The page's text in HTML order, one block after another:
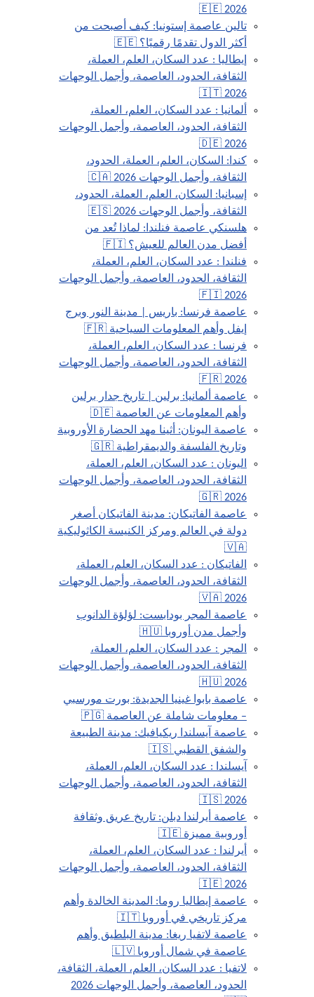
2026 🇪🇪
تالين عاصمة إستونيا: كيف أصبحت من
أكثر الدول تقدمًا رقميًا؟ 🇪🇪
إيطاليا : عدد السكان، العلم، العملة،
الثقافة، الحدود، العاصمة، وأجمل الوجهات
2026 🇮🇹
ألمانيا : عدد السكان، العلم، العملة،
الثقافة، الحدود، العاصمة، وأجمل الوجهات
2026 🇩🇪
كندا: السكان، العلم، العملة، الحدود،
الثقافة، وأجمل الوجهات 2026 🇨🇦
إسبانيا: السكان، العلم، العملة، الحدود،
الثقافة، وأجمل الوجهات 2026 🇪🇸
هلسنكي عاصمة فنلندا: لماذا تُعد من
أفضل مدن العالم للعيش؟ 🇫🇮
فنلندا : عدد السكان، العلم، العملة،
الثقافة، الحدود، العاصمة، وأجمل الوجهات
2026 🇫🇮
عاصمة فرنسا: باريس | مدينة النور وبرج
إيفل وأهم المعلومات السياحية 🇫🇷
فرنسا : عدد السكان، العلم، العملة،
الثقافة، الحدود، العاصمة، وأجمل الوجهات
2026 🇫🇷
عاصمة ألمانيا: برلين | تاريخ جدار برلين
وأهم المعلومات عن العاصمة 🇩🇪
عاصمة اليونان: أثينا مهد الحضارة الأوروبية
وتاريخ الفلسفة والديمقراطية 🇬🇷
اليونان : عدد السكان، العلم، العملة،
الثقافة، الحدود، العاصمة، وأجمل الوجهات
2026 🇬🇷
عاصمة الفاتيكان: مدينة الفاتيكان أصغر
دولة في العالم ومركز الكنيسة الكاثوليكية
🇻🇦
الفاتيكان : عدد السكان، العلم، العملة،
الثقافة، الحدود، العاصمة، وأجمل الوجهات
2026 🇻🇦
عاصمة المجر بودابست: لؤلؤة الدانوب
وأجمل مدن أوروبا 🇭🇺
المجر : عدد السكان، العلم، العملة،
الثقافة، الحدود، العاصمة، وأجمل الوجهات
2026 🇭🇺
عاصمة بابوا غينيا الجديدة: بورت مورسبي
– معلومات شاملة عن العاصمة 🇵🇬
عاصمة آيسلندا ريكيافيك: مدينة الطبيعة
والشفق القطبي 🇮🇸
آيسلندا : عدد السكان، العلم، العملة،
الثقافة، الحدود، العاصمة، وأجمل الوجهات
2026 🇮🇸
عاصمة أيرلندا دبلن: تاريخ عريق وثقافة
أوروبية مميزة 🇮🇪
أيرلندا : عدد السكان، العلم، العملة،
الثقافة، الحدود، العاصمة، وأجمل الوجهات
2026 🇮🇪
عاصمة إيطاليا روما: المدينة الخالدة وأهم
مركز تاريخي في أوروبا 🇮🇹
عاصمة لاتفيا ريغا: مدينة البلطيق وأهم
عاصمة في شمال أوروبا 🇱🇻
لاتفيا : عدد السكان، العلم، العملة، الثقافة،
الحدود، العاصمة، وأجمل الوجهات 2026